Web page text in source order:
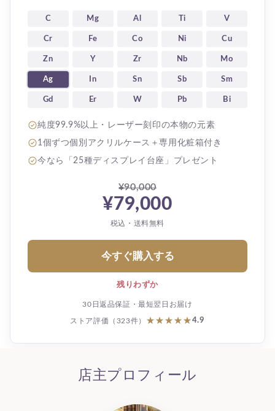
C Mg Al Ti V
Cr Fe Co Ni Cu
Zn Y Zr Nb Mo
Ag In Sn Sb Sm
Gd Er W Pb Bi
純度99.9%以上・レーザー刻印の本物の元素
1個ずつ個別アクリルケース＋専用化粧箱付き
今なら「25種ディスプレイ台座」プレゼント
¥90,000
¥79,000
税込・送料無料
今すぐ購入する
残りわずか
30日返品保証・最短翌日お届け
ストア評価（323件） ★★★★★
★★★★★4.9
店主プロフィール